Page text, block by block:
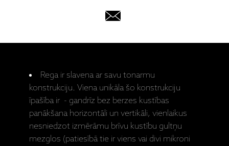
Rega ir slavena ar savu tonarmu
konstrukciju. Viena unikāla šo konstrukciju
īpašība ir - gandrīz bez berzes kustības
panākšana horizontāli un vertikāli, vienlaikus
nesniedzot izmērāmu brīvu kustību gultņu
mezglos (patiesībā tie ir viens vai divi mikroni